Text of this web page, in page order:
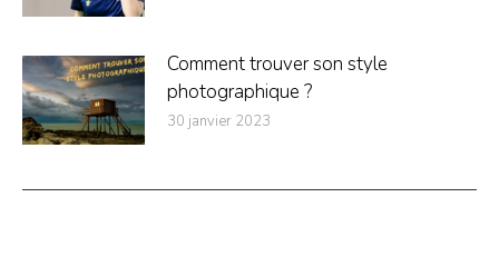
Comment trouver son style
photographique ?
30 janvier 2023